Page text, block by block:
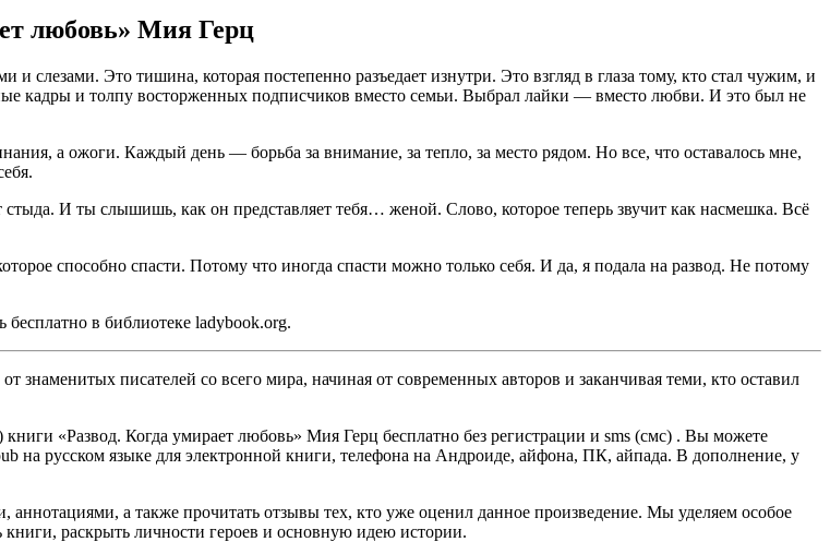
любовь» Мия Герц
слезами. Это тишина, которая постепенно разъедает изнутри. Это взгляд в глаза тому, кто стал чужим, и
кадры и толпу восторженных подписчиков вместо семьи. Выбрал лайки — вместо любви. И это был не
а ожоги. Каждый день — борьба за внимание, за тепло, за место рядом. Но все, что оставалось мне,
И ты слышишь, как он представляет тебя… женой. Слово, которое теперь звучит как насмешка. Всё
способно спасти. Потому что иногда спасти можно только себя. И да, я подала на развод. Не потому
в библиотеке ladybook.org.
писателей со всего мира, начиная от современных авторов и заканчивая теми, кто оставил
«Развод. Когда умирает любовь» Мия Герц бесплатно без регистрации и sms (смс) . Вы можете
на русском языке для электронной книги, телефона на Андроиде, айфона, ПК, айпада. В дополнение, у
аннотациями, а также прочитать отзывы тех, кто уже оценил данное произведение. Мы уделяем особое
раскрыть личности героев и основную идею истории.